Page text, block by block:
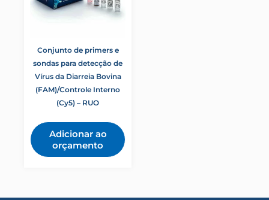
Conjunto de primers e
sondas para detecção de
Vírus da Diarreia Bovina
(FAM)/Controle Interno
(Cy5) – RUO
Adicionar ao
orçamento